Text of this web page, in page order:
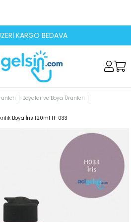
KARGO BEDAVA
Boyalar ve Boya Ürünleri
Boya İris 120ml H-033